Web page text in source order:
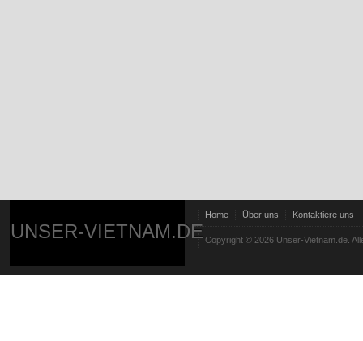
UNSER-VIETNAM.DE
Home Über uns Kontaktiere uns
Copyright © 2026 Unser-Vietnam.de.